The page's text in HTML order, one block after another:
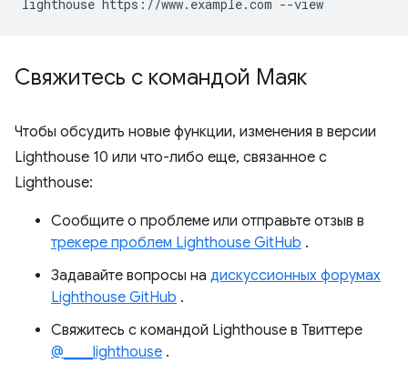
Свяжитесь с командой Маяк
Чтобы обсудить новые функции, изменения в версии
Lighthouse 10 или что-либо еще, связанное с
Lighthouse:
Сообщите о проблеме или отправьте отзыв в
трекере проблем Lighthouse GitHub .
Задавайте вопросы на дискуссионных форумах
Lighthouse GitHub .
Свяжитесь с командой Lighthouse в Твиттере
@____lighthouse .